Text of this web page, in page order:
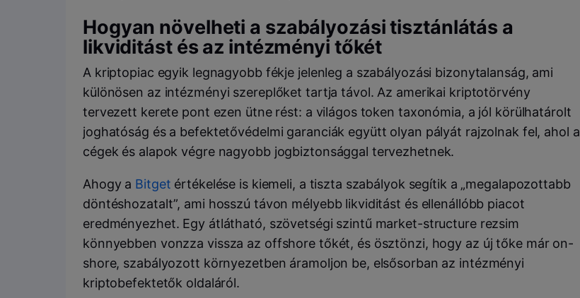
Hogyan növelheti a szabályozási tisztánlátás a
likviditást és az intézményi tőkét
A kriptopiac egyik legnagyobb fékje jelenleg a szabályozási bizonytalanság, ami
különösen az intézményi szereplőket tartja távol. Az amerikai kriptotörvény
tervezett kerete pont ezen ütne rést: a világos token taxonómia, a jól körülhatárolt
joghatóság és a befektetővédelmi garanciák együtt olyan pályát rajzolnak fel, ahol a
cégek és alapok végre nagyobb jogbiztonsággal tervezhetnek.
Ahogy a Bitget értékelése is kiemeli, a tiszta szabályok segítik a „megalapozottabb
döntéshozatalt”, ami hosszú távon mélyebb likviditást és ellenállóbb piacot
eredményezhet. Egy átlátható, szövetségi szintű market-structure rezsim
könnyebben vonzza vissza az offshore tőkét, és ösztönzi, hogy az új tőke már on-
shore, szabályozott környezetben áramoljon be, elsősorban az intézményi
kriptobefektetők oldaláról.